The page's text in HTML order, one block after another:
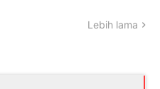
Lebih lama